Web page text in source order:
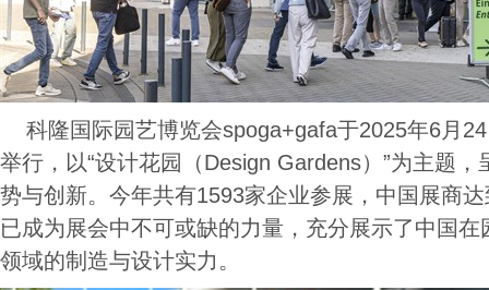
科隆国际园艺博览会spoga+gafa于2025年6月
举行，以“设计花园（Design Gardens）”为主题
势与创新。今年共有1593家企业参展，中国展商
已成为展会中不可或缺的力量，充分展示了中国
领域的制造与设计实力。